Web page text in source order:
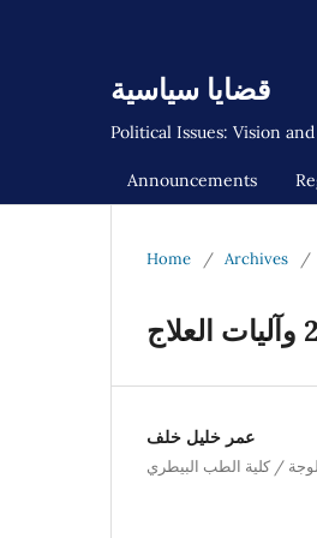
قضايا سياسية
Political Issues: Vision
Announcements
Home / Archives /
عمر خليل خلف
/ كلية الطب البيطري